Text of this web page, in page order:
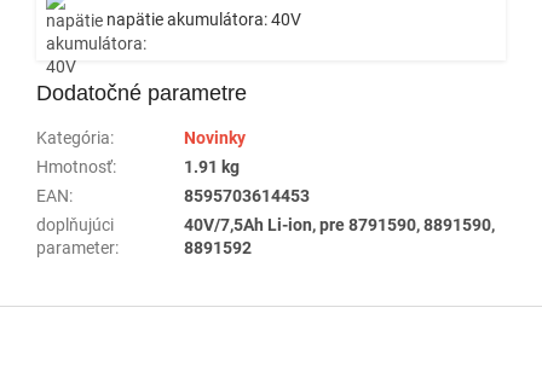
napätie akumulátora: 40V
Dodatočné parametre
Kategória:
Novinky
Hmotnosť:
1.91 kg
EAN:
8595703614453
doplňujúci
parameter:
40V/7,5Ah Li-ion, pre 8791590, 8891590,
8891592